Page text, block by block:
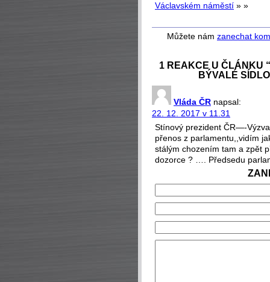
Václavském náměstí » »
Můžete nám zanechat
1 REAKCE U ČLÁNKU
BÝVALÉ
Vláda ČR napsal:
22. 12. 2017 v 11.31
Stínový prezident ČR—-
přenos z parlamentu,,vidím
stálým chozením tam a zpět
dozorce ? …. Předsedu